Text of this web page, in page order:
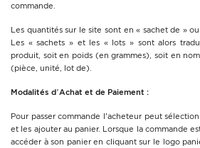
commande.
Les quantités sur le site sont en « sachet de »
Les « sachets » et les « lots » sont alors
produit, soit en poids (en grammes), soit en
(pièce, unité, lot de).
Modalités d’Achat et de Paiement :
Pour passer commande l'acheteur peut
et les ajouter au panier. Lorsque la commande
accéder à son panier en cliquant sur le logo